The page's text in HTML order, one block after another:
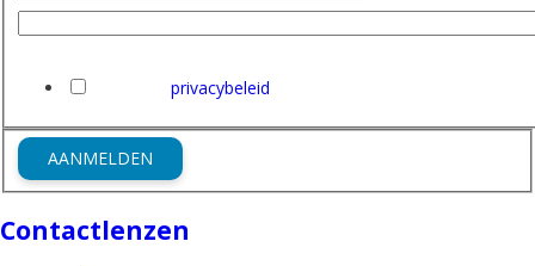
privacybeleid
AANMELDEN
Contactlenzen